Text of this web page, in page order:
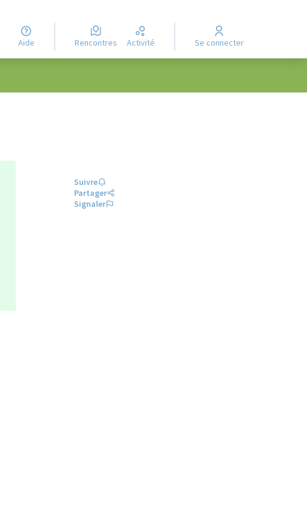
Aide Rencontres Activité Se connecter
Suivre
Partager
Signaler